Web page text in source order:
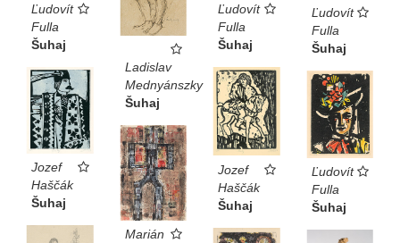
Ľudovít
Fulla
Šuhaj
Ladislav
Mednyánszky
Šuhaj
Ľudovít
Fulla
Šuhaj
Ľudovít
Fulla
Šuhaj
Jozef
Haščák
Šuhaj
Jozef
Haščák
Šuhaj
Ľudovít
Fulla
Šuhaj
Marián